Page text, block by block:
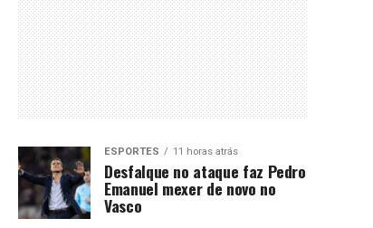
ESPORTES 11 horas atrás
Desfalque no ataque faz Pedro
Emanuel mexer de novo no
Vasco